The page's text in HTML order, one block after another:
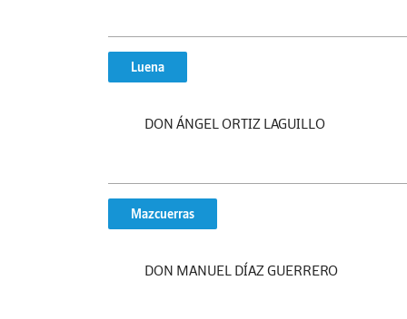
Luena
DON ÁNGEL ORTIZ LAGUILLO
Mazcuerras
DON MANUEL DÍAZ GUERRERO